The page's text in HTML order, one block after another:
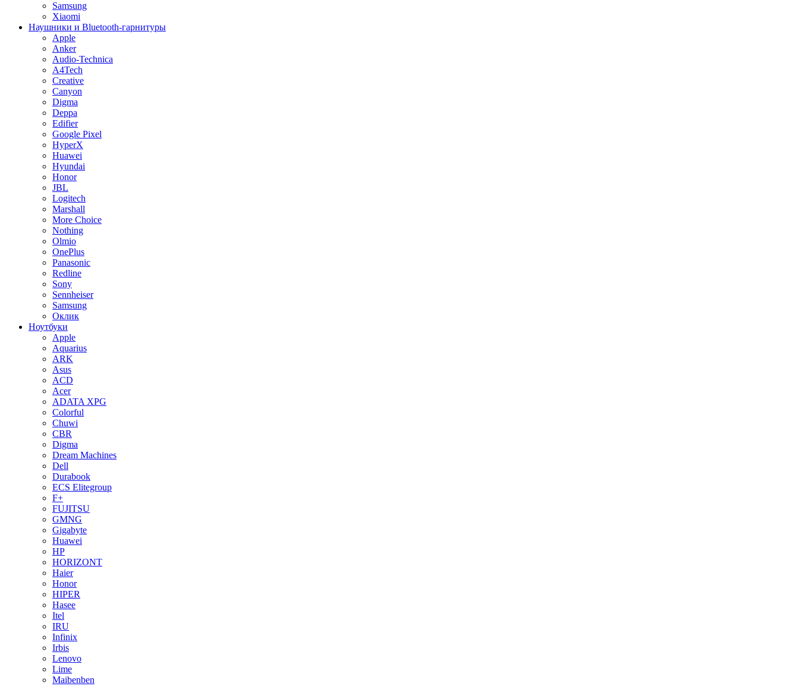
Samsung
Xiaomi
Наушники и Bluetooth-гарнитуры
Apple
Anker
Audio-Technica
A4Tech
Creative
Canyon
Digma
Deppa
Edifier
Google Pixel
HyperX
Huawei
Hyundai
Honor
JBL
Logitech
Marshall
More Choice
Nothing
Olmio
OnePlus
Panasonic
Redline
Sony
Sennheiser
Samsung
Оклик
Ноутбуки
Apple
Aquarius
ARK
Asus
ACD
Acer
ADATA XPG
Colorful
Chuwi
CBR
Digma
Dream Machines
Dell
Durabook
ECS Elitegroup
F+
FUJITSU
GMNG
Gigabyte
Huawei
HP
HORIZONT
Haier
Honor
HIPER
Hasee
Itel
IRU
Infinix
Irbis
Lenovo
Lime
Maibenben